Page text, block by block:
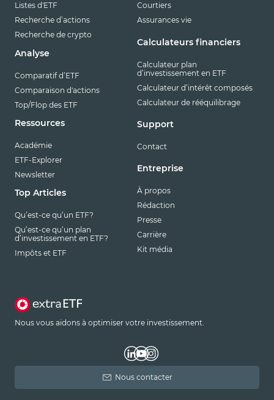
Listes d'ETF
Recherche d’actions
Recherche de crypto
Analyse
Comparatif d’ETF
Comparaison d'actions
Top/Flop des ETF
Ressources
Académie
ETF-Explorer
Newsletter
Top Articles
Qu’est-ce qu’un ETF?
Qu’est-ce qu’un plan
d’investissement en ETF?
Impôts et ETF
Courtiers
Assurances vie
Calculateurs financiers
Calculateur plan
d’investissement en ETF
Calculateur d’intérêt composés
Calculateur de rééquilibrage
Support
Contact
Entreprise
À propos
Rédaction
Presse
Carrière
Kit média
Nous vous aidons à optimiser votre investissement.
Nous contacter